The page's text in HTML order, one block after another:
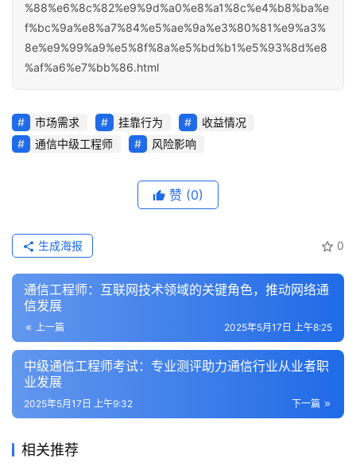
%88%e6%8c%82%e9%9d%a0%e8%a1%8c%e4%b8%ba%e
f%bc%9a%e8%a7%84%e5%ae%9a%e3%80%81%e9%a3%
8e%e9%99%a9%e5%8f%8a%e5%bd%b1%e5%93%8d%e8
%af%a6%e7%bb%86.html
市场需求 挂靠行为
收益情况
通信中级工程师
风险影响
赞 (0)
0
生成海报
通信工程师：互联网技术领域的关键角色，推动网络通
信发展
上一篇 2025年5月17日 上午8:25
中级通信工程师考试：专业测评助力通信行业从业者职
业发展
下一篇
2025年5月17日 上午9:32
相关推荐